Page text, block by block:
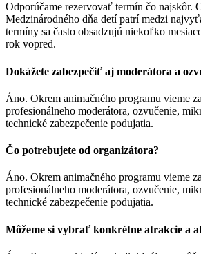
Odporúčame rezervovať termín čo najskôr.
Medzinárodného dňa detí patrí medzi
termíny sa často obsadzujú niekoľko
rok vopred.
Dokážete zabezpečiť aj moderátora a
Áno. Okrem animačného programu vieme
profesionálneho moderátora, ozvučenie,
technické zabezpečenie podujatia.
Čo potrebujete od organizátora?
Áno. Okrem animačného programu vieme
profesionálneho moderátora, ozvučenie,
technické zabezpečenie podujatia.
Môžeme si vybrať konkrétne atrakcie a